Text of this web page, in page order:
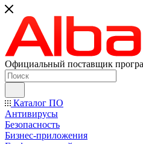
Официальный поставщик
Каталог ПО
Антивирусы
Безопасность
Бизнес-приложения